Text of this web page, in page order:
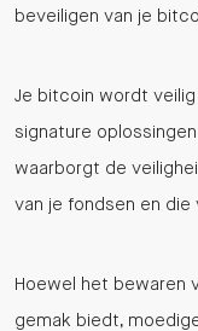
beveiligen van je
Je bitcoin wordt
signature
waarborgt de
van je fondsen en die
Hoewel het bewaren
gemak biedt,